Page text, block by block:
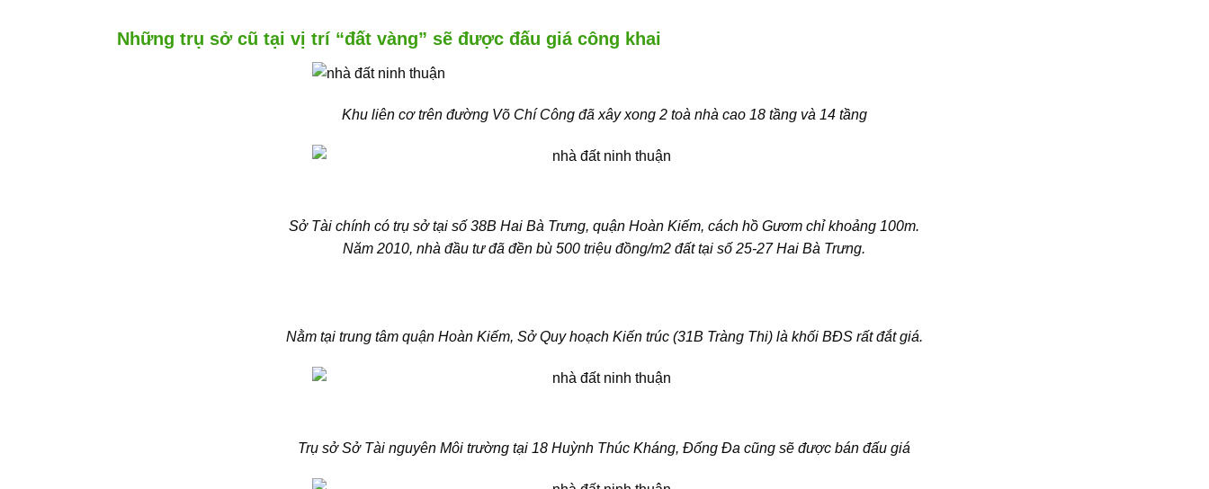
Những trụ sở cũ tại vị trí “đất vàng” sẽ được đấu giá công khai
Khu liên cơ trên đường Võ Chí Công đã xây xong 2 toà nhà cao 18 tầng và 14 tầng
Sở Tài chính có trụ sở tại số 38B Hai Bà Trưng, quận Hoàn Kiếm, cách hồ Gươm chỉ khoảng 100m.
Năm 2010, nhà đầu tư đã đền bù 500 triệu đồng/m2 đất tại số 25-27 Hai Bà Trưng.
Nằm tại trung tâm quận Hoàn Kiếm, Sở Quy hoạch Kiến trúc (31B Tràng Thi) là khối BĐS rất đắt giá.
Trụ sở Sở Tài nguyên Môi trường tại 18 Huỳnh Thúc Kháng, Đống Đa cũng sẽ được bán đấu giá